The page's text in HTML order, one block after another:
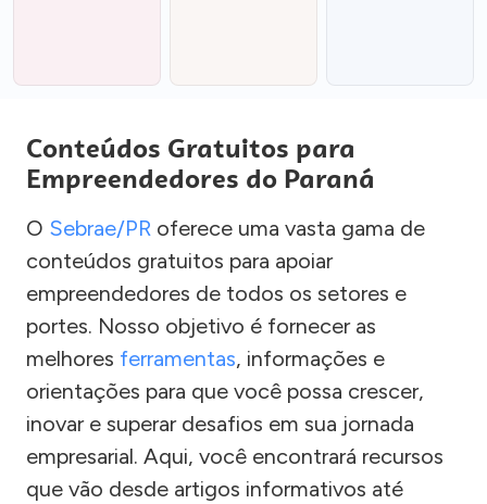
Conteúdos Gratuitos para
Empreendedores do Paraná
O Sebrae/PR oferece uma vasta gama de
conteúdos gratuitos para apoiar
empreendedores de todos os setores e
portes. Nosso objetivo é fornecer as
melhores ferramentas, informações e
orientações para que você possa crescer,
inovar e superar desafios em sua jornada
empresarial. Aqui, você encontrará recursos
que vão desde artigos informativos até